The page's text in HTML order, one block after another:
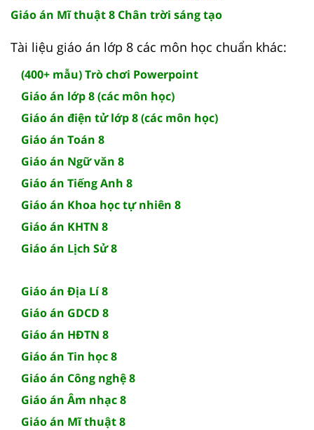
Giáo án Mĩ thuật 8 Chân trời sáng tạo
Tài liệu giáo án lớp 8 các môn học chuẩn khác:
(400+ mẫu) Trò chơi Powerpoint
Giáo án lớp 8 (các môn học)
Giáo án điện tử lớp 8 (các môn học)
Giáo án Toán 8
Giáo án Ngữ văn 8
Giáo án Tiếng Anh 8
Giáo án Khoa học tự nhiên 8
Giáo án KHTN 8
Giáo án Lịch Sử 8
Giáo án Địa Lí 8
Giáo án GDCD 8
Giáo án HĐTN 8
Giáo án Tin học 8
Giáo án Công nghệ 8
Giáo án Âm nhạc 8
Giáo án Mĩ thuật 8